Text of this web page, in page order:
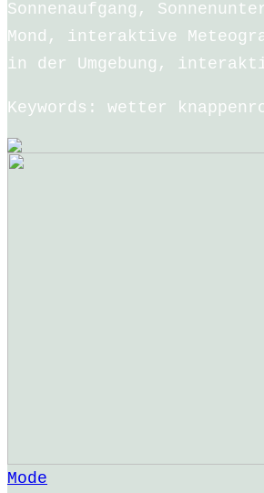
Sonnenaufgang,
Mond, interaktive
in der Umgebung,
Keywords: wetter
Mode